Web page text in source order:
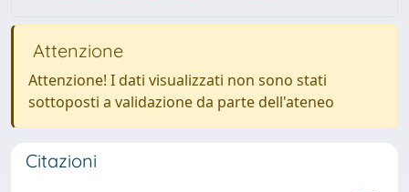
Attenzione
Attenzione! I dati visualizzati non sono stati
sottoposti a validazione da parte dell'ateneo
Citazioni